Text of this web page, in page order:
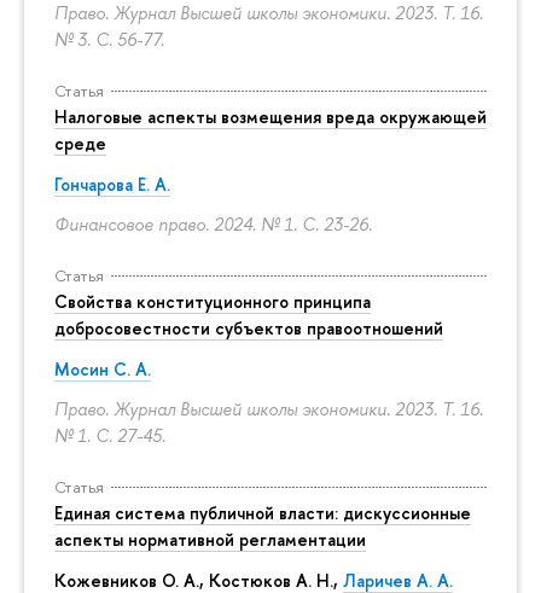
Право. Журнал Высшей школы экономики. 2023. Т. 16.
№ 3. С. 56-77.
Статья
Налоговые аспекты возмещения вреда окружающей
среде
Гончарова Е. А.
Финансовое право. 2024. № 1. С. 23-26.
Статья
Свойства конституционного принципа
добросовестности субъектов правоотношений
Мосин С. А.
Право. Журнал Высшей школы экономики. 2023. Т. 16.
№ 1. С. 27-45.
Статья
Единая система публичной власти: дискуссионные
аспекты нормативной регламентации
Кожевников О. А., Костюков А. Н., Ларичев А. А.